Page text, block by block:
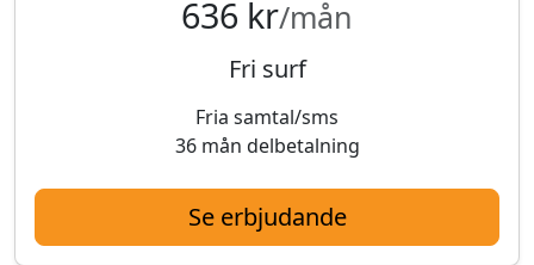
636 kr/mån
Fri surf
Fria samtal/sms
36 mån delbetalning
Se erbjudande